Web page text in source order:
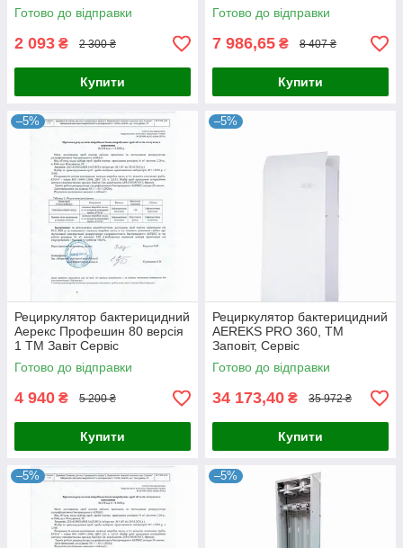
Готово до відправки
2 093 ₴ 2 300 ₴
Купити
Готово до відправки
7 986,65 ₴ 8 407 ₴
Купити
–5%
Рециркулятор бактерицидний
Аерекс Профешин 80 версія
1 ТМ Завіт Сервіс
Готово до відправки
4 940 ₴ 5 200 ₴
Купити
–5%
Рециркулятор бактерицидний
AEREKS PRO 360, ТМ
Заповіт, Сервіс
Готово до відправки
34 173,40 ₴ 35 972 ₴
Купити
–5% –5%